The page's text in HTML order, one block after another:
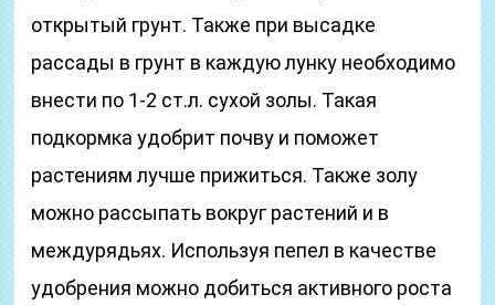
открытый грунт. Также при высадке
рассады в грунт в каждую лунку необходимо
внести по 1-2 ст.л. сухой золы. Такая
подкормка удобрит почву и поможет
растениям лучше прижиться. Также золу
можно рассыпать вокруг растений и в
междурядьях. Используя пепел в качестве
удобрения можно добиться активного роста